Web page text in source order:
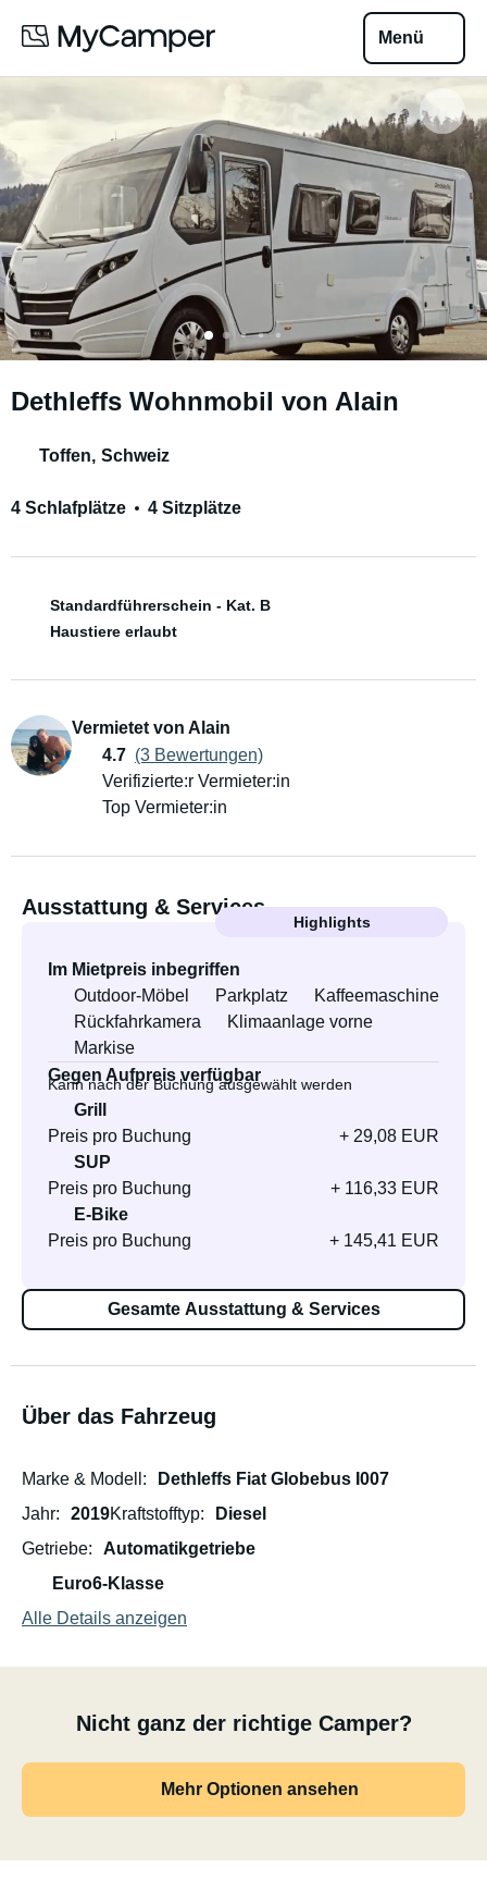
Menü
Dethleffs Wohnmobil von Alain
Toffen, Schweiz
4 Schlafplätze 4 Sitzplätze
Standardführerschein - Kat. B
Haustiere erlaubt
Vermietet von Alain
4.7 (3 Bewertungen)
Verifizierte:r Vermieter:in
Top Vermieter:in
Ausstattung & Services
Highlights
Im Mietpreis inbegriffen
Outdoor-Möbel
Parkplatz
Kaffeemaschine
Rückfahrkamera
Klimaanlage vorne
Markise
Gegen Aufpreis verfügbar
Kann nach der Buchung ausgewählt werden
Grill
Preis pro Buchung
+ 29,08 EUR
SUP
Preis pro Buchung
+ 116,33 EUR
E-Bike
Preis pro Buchung
+ 145,41 EUR
Gesamte Ausstattung & Services
Über das Fahrzeug
Marke & Modell
Dethleffs Fiat Globebus I007
Jahr
2019Kraftstofftyp
Diesel
Getriebe
Automatikgetriebe
Euro6-Klasse
Alle Details anzeigen
Nicht ganz der richtige Camper?
Mehr Optionen ansehen